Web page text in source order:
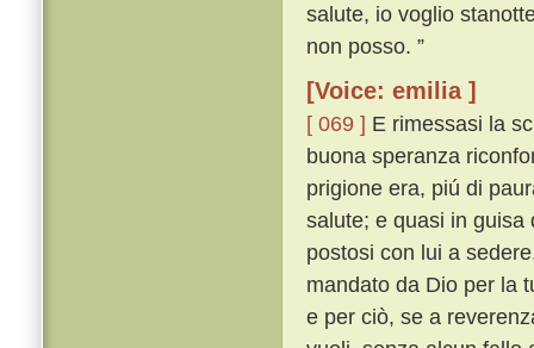
salute, io voglio
non posso. ”
[Voice: emilia ]
[ 069 ] E rimessasi la
buona speranza
prigione era, piú di
salute; e quasi in guisa
postosi con lui a
mandato da Dio per la
e per ciò, se a